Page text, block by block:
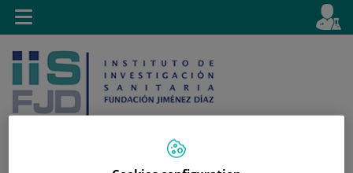
Jump to content
Active
en
Toggle
navigation